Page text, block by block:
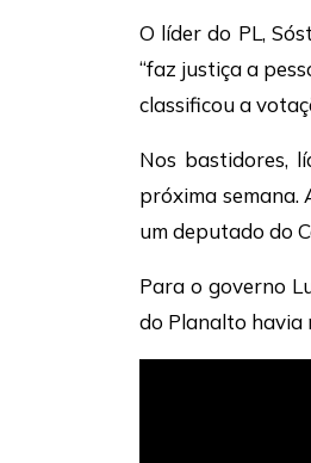
O líder do PL,
“faz justiça a
classificou a
Nos bastidores,
próxima semana.
um deputado do
Para o governo
do Planalto havia